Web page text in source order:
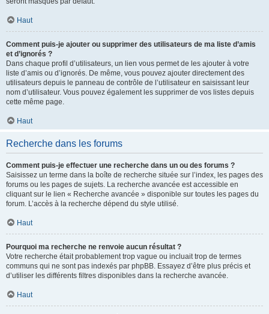
Haut
Comment puis-je ajouter ou supprimer des utilisateurs de ma liste d’amis
et d’ignorés ?
Dans chaque profil d’utilisateurs, un lien vous permet de les ajouter à votre
liste d’amis ou d’ignorés. De même, vous pouvez ajouter directement des
utilisateurs depuis le panneau de contrôle de l’utilisateur en saisissant leur
nom d’utilisateur. Vous pouvez également les supprimer de vos listes depuis
cette même page.
Haut
Recherche dans les forums
Comment puis-je effectuer une recherche dans un ou des forums ?
Saisissez un terme dans la boîte de recherche située sur l’index, les pages des
forums ou les pages de sujets. La recherche avancée est accessible en
cliquant sur le lien « Recherche avancée » disponible sur toutes les pages du
forum. L’accès à la recherche dépend du style utilisé.
Haut
Pourquoi ma recherche ne renvoie aucun résultat ?
Votre recherche était probablement trop vague ou incluait trop de termes
communs qui ne sont pas indexés par phpBB. Essayez d’être plus précis et
d’utiliser les différents filtres disponibles dans la recherche avancée.
Haut